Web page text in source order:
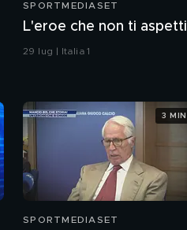
SPORTMEDIASET
L'eroe che non ti aspetti
29 lug | Italia 1
SPORTMEDIASET
3 MIN